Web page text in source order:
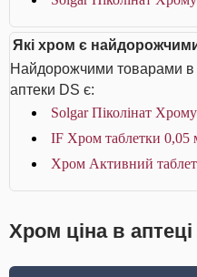
Які хром є
Найдорожчими товарами в
аптеки DS є:
Solgar Піколінат
IF Хром таблетки 0,05
Хром Активний
Хром ціна в аптеці